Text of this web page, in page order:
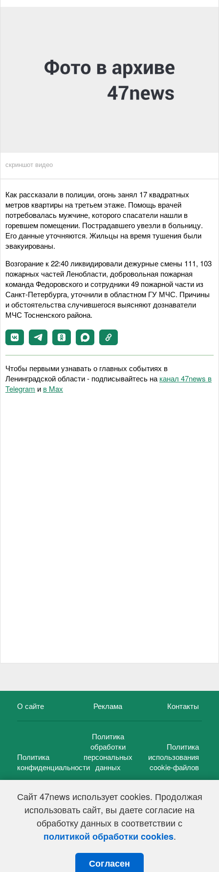
Сайт 47news использует cookies. Продолжая
использовать сайт, вы даете согласие на
обработку данных в соответствии с
политикой обработки cookies.
Согласен
скриншот видео
Как рассказали в полиции, огонь занял 17 квадратных
метров квартиры на третьем этаже. Помощь врачей
потребовалась мужчине, которого спасатели нашли в
горевшем помещении. Пострадавшего увезли в больницу.
Его данные уточняются. Жильцы на время тушения были
эвакуированы.
Возгорание к 22:40 ликвидировали дежурные смены 111, 103
пожарных частей Ленобласти, добровольная пожарная
команда Федоровского и сотрудники 49 пожарной части из
Санкт-Петербурга, уточнили в областном ГУ МЧС. Причины
и обстоятельства случившегося выясняют дознаватели
МЧС Тосненского района.
Чтобы первыми узнавать о главных событиях в
Ленинградской области - подписывайтесь на канал 47news в
Telegram и в Maх
О сайте Реклама Контакты
Политика
конфиденциальности
Политика
обработки
персональных
данных
Политика
использования
cookie-файлов
47 новостей (47 news)2005 — 2026 г.
Свидетельство о регистрации СМИ Эл № ФС 77-39848, выдано
Федеральной службой по надзору в сфере связи,
информационных технологий и массовых коммуникаций